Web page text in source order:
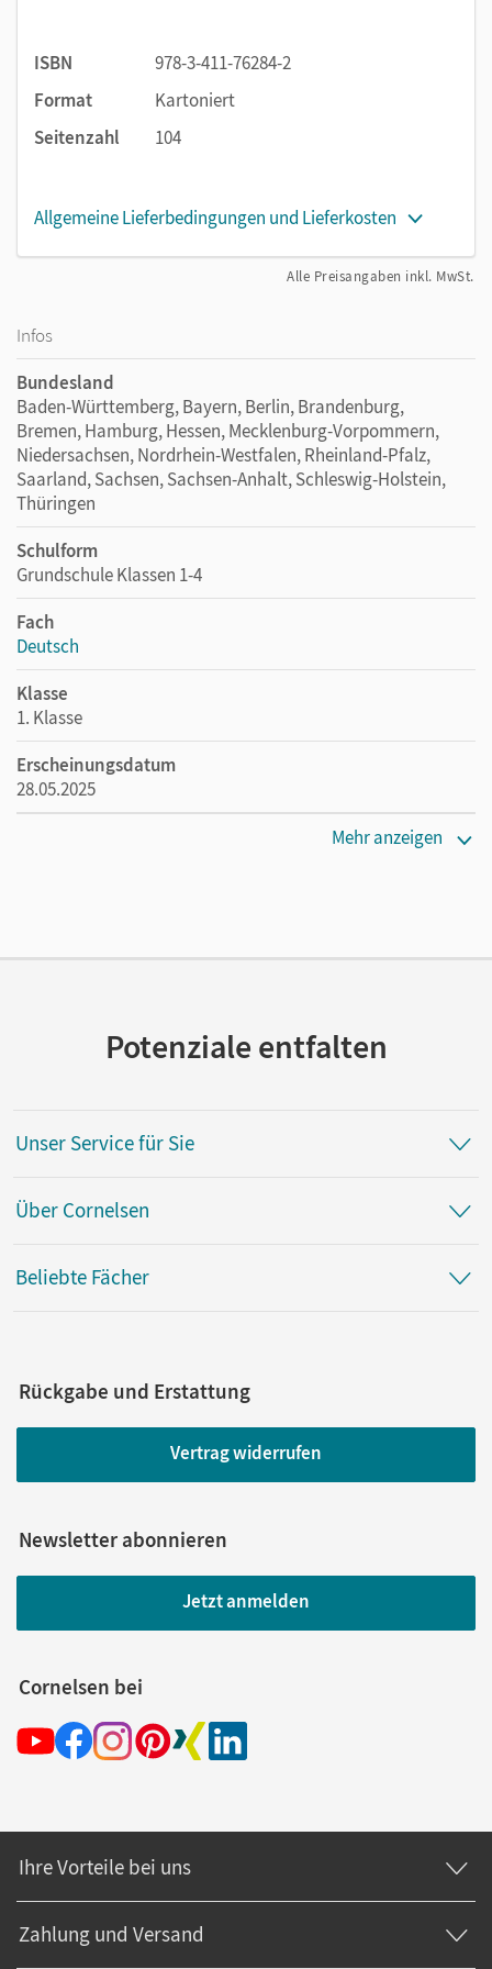
Nachmittag
geeignet als auch für die
Am Ende des Heftes festigt ein
wiederholendes
Intensivtraining
ISBN
978-3-411-76284-2
Format
Kartoniert
Seitenzahl
104
Allgemeine Lieferbedingungen und Lieferkosten
Alle Preisangaben inkl. MwSt.
Infos
Bundesland
Baden-Württemberg, Bayern, Berlin, Brandenburg,
Bremen, Hamburg, Hessen, Mecklenburg-Vorpommern,
Niedersachsen, Nordrhein-Westfalen, Rheinland-Pfalz,
Saarland, Sachsen, Sachsen-Anhalt, Schleswig-Holstein,
Thüringen
Schulform
Grundschule Klassen 1-4
Fach
Deutsch
Klasse
1. Klasse
Erscheinungsdatum
28.05.2025
Mehr anzeigen
Potenziale entfalten
Unser Service für Sie
Über Cornelsen
Beliebte Fächer
Rückgabe und Erstattung
Vertrag widerrufen
Newsletter abonnieren
Jetzt anmelden
Cornelsen bei
Ihre Vorteile bei uns
Zahlung und Versand